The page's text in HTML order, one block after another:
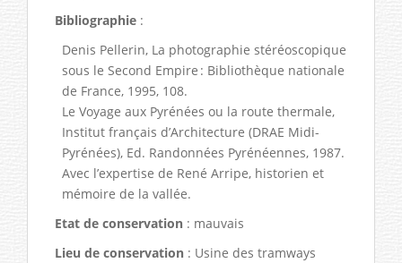
Bibliographie :
Denis Pellerin, La photographie stéréoscopique
sous le Second Empire : Bibliothèque nationale
de France, 1995, 108.
Le Voyage aux Pyrénées ou la route thermale,
Institut français d’Architecture (DRAE Midi-
Pyrénées), Ed. Randonnées Pyrénéennes, 1987.
Avec l’expertise de René Arripe, historien et
mémoire de la vallée.
Etat de conservation : mauvais
Lieu de conservation : Usine des tramways